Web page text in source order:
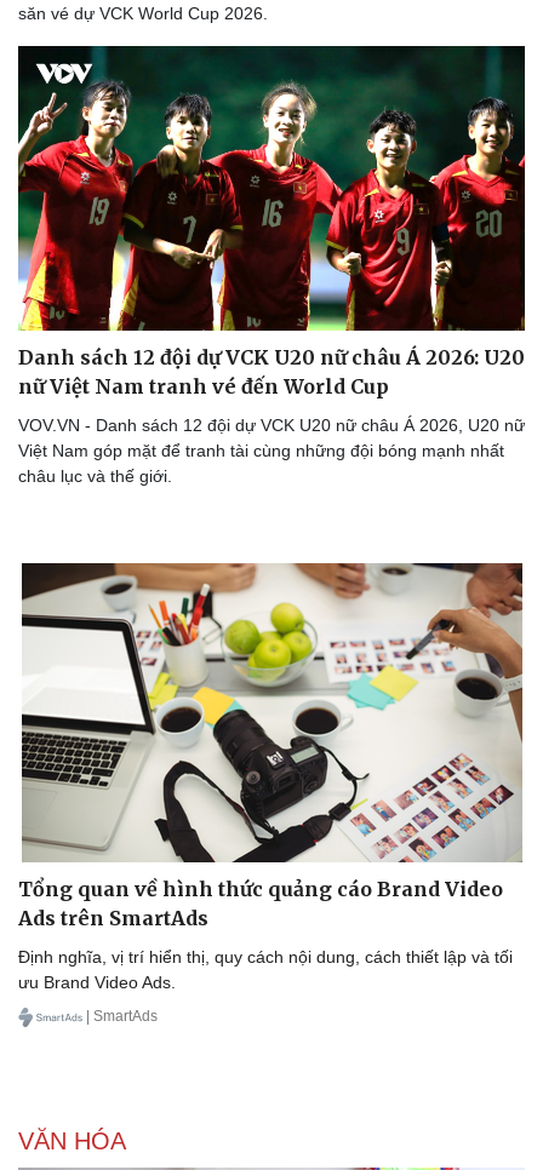
săn vé dự VCK World Cup 2026.
Danh sách 12 đội dự VCK U20 nữ châu Á 2026: U20
nữ Việt Nam tranh vé đến World Cup
VOV.VN - Danh sách 12 đội dự VCK U20 nữ châu Á 2026, U20 nữ
Việt Nam góp mặt để tranh tài cùng những đội bóng mạnh nhất
châu lục và thế giới.
Tổng quan về hình thức quảng cáo Brand Video
Ads trên SmartAds
Định nghĩa, vị trí hiển thị, quy cách nội dung, cách thiết lập và tối
ưu Brand Video Ads.
| SmartAds
VĂN HÓA